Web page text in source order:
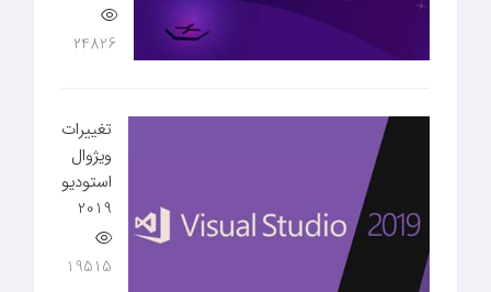
24826
تغییرات
ویژوال
استودیو
2019
19515